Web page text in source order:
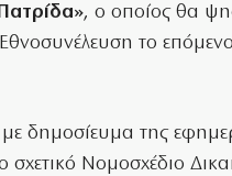
, ο οποίος θα
το
δημοσίευμα της
σχετικό Νομοσχέδιο